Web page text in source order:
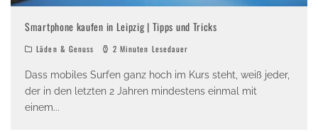
Smartphone kaufen in Leipzig | Tipps und Tricks
Läden & Genuss 2 Minuten Lesedauer
Dass mobiles Surfen ganz hoch im Kurs steht, weiß jeder,
der in den letzten 2 Jahren mindestens einmal mit
einem...